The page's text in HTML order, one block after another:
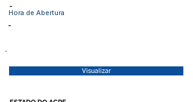
-
Hora de Abertura
-
Visualizar